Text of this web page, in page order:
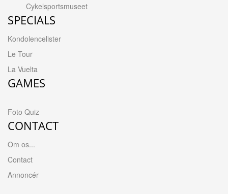
Cykelsportsmuseet
SPECIALS
Kondolencelister
Le Tour
La Vuelta
GAMES
Foto Quiz
CONTACT
Om os...
Contact
Annoncér